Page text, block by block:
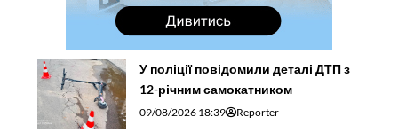
У поліції повідомили деталі ДТП з
12-річним самокатником
09/08/2026 18:39 Reporter